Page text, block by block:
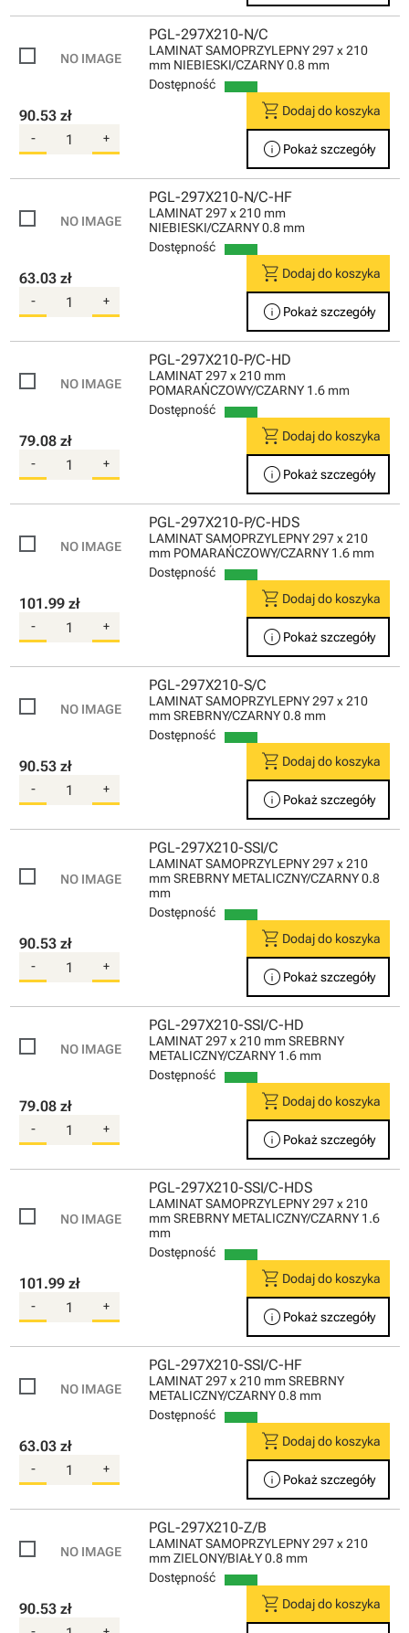
PGL-297X210-N/C
LAMINAT SAMOPRZYLEPNY 297 x 210
mm NIEBIESKI/CZARNY 0.8 mm
Dostępność
90.53 zł
- +
shopping_cart Dodaj do koszyka
info Pokaż szczegóły
PGL-297X210-N/C-HF
LAMINAT 297 x 210 mm
NIEBIESKI/CZARNY 0.8 mm
Dostępność
63.03 zł
- +
shopping_cart Dodaj do koszyka
info Pokaż szczegóły
PGL-297X210-P/C-HD
LAMINAT 297 x 210 mm
POMARAŃCZOWY/CZARNY 1.6 mm
Dostępność
79.08 zł
- +
shopping_cart Dodaj do koszyka
info Pokaż szczegóły
PGL-297X210-P/C-HDS
LAMINAT SAMOPRZYLEPNY 297 x 210
mm POMARAŃCZOWY/CZARNY 1.6 mm
Dostępność
101.99 zł
- +
shopping_cart Dodaj do koszyka
info Pokaż szczegóły
PGL-297X210-S/C
LAMINAT SAMOPRZYLEPNY 297 x 210
mm SREBRNY/CZARNY 0.8 mm
Dostępność
90.53 zł
- +
shopping_cart Dodaj do koszyka
info Pokaż szczegóły
PGL-297X210-SSI/C
LAMINAT SAMOPRZYLEPNY 297 x 210
mm SREBRNY METALICZNY/CZARNY 0.8
mm
Dostępność
90.53 zł
- +
shopping_cart Dodaj do koszyka
info Pokaż szczegóły
PGL-297X210-SSI/C-HD
LAMINAT 297 x 210 mm SREBRNY
METALICZNY/CZARNY 1.6 mm
Dostępność
79.08 zł
- +
shopping_cart Dodaj do koszyka
info Pokaż szczegóły
PGL-297X210-SSI/C-HDS
LAMINAT SAMOPRZYLEPNY 297 x 210
mm SREBRNY METALICZNY/CZARNY 1.6
mm
Dostępność
101.99 zł
- +
shopping_cart Dodaj do koszyka
info Pokaż szczegóły
PGL-297X210-SSI/C-HF
LAMINAT 297 x 210 mm SREBRNY
METALICZNY/CZARNY 0.8 mm
Dostępność
63.03 zł
- +
shopping_cart Dodaj do koszyka
info Pokaż szczegóły
PGL-297X210-Z/B
LAMINAT SAMOPRZYLEPNY 297 x 210
mm ZIELONY/BIAŁY 0.8 mm
Dostępność
90.53 zł shopping_cart Dodaj do koszyka